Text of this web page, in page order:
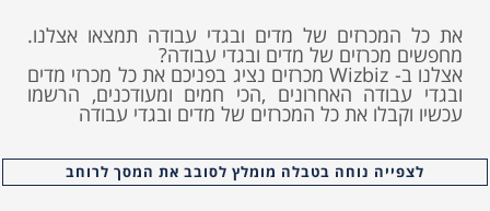
את כל המכרזים של מדים ובגדי עבודה תמצאו אצלנו.
מחפשים מכרזים של מדים ובגדי עבודה?
אצלנו ב- Wizbiz מכרזים נציג בפניכם את כל מכרזי מדים
ובגדי עבודה האחרונים ,הכי חמים ומעודכנים, הרשמו
עכשיו וקבלו את כל המכרזים של מדים ובגדי עבודה
לצפייה נוחה בטבלה מומלץ לסובב את המסך לרוחב